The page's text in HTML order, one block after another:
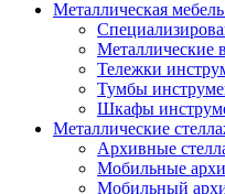
Металлическая
Металлические
Тележки
Тумбы
Шкафы
Металлические
Архивные
Мобильные
Мобильный